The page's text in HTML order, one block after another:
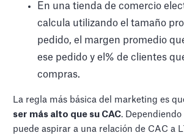
En una tienda de comercio
calcula utilizando el tamaño
pedido, el margen promedio
ese pedido y el% de clientes
compras.
La regla más básica del marketing es
ser más alto que su CAC.
puede aspirar a una relación de CAC a